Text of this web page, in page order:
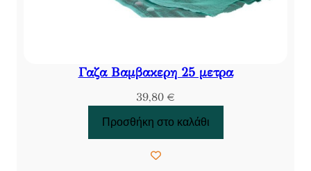
Γαζα Βαμβακερη 25 μετρα
39,80 €
Προσθήκη στο καλάθι